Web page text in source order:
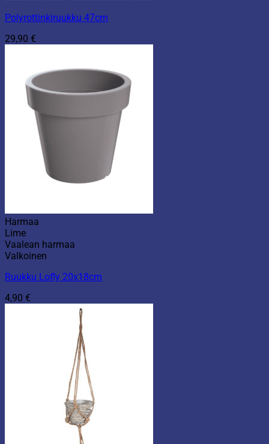
Polyrottinkiruukku 47cm
29,90 €
Harmaa
Lime
Vaalean harmaa
Valkoinen
Ruukku Lofly 20x18cm
4,90 €